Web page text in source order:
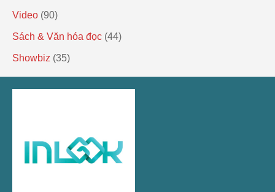
Video (90)
Sách & Văn hóa đọc (44)
Showbiz (35)